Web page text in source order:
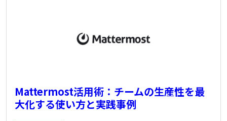
Mattermost活用術：チームの生産性を最
大化する使い方と実践事例